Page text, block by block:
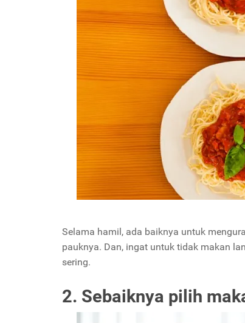
Selama hamil, ada baiknya untuk
pauknya. Dan, ingat untuk tidak makan
sering.
2. Sebaiknya pilih